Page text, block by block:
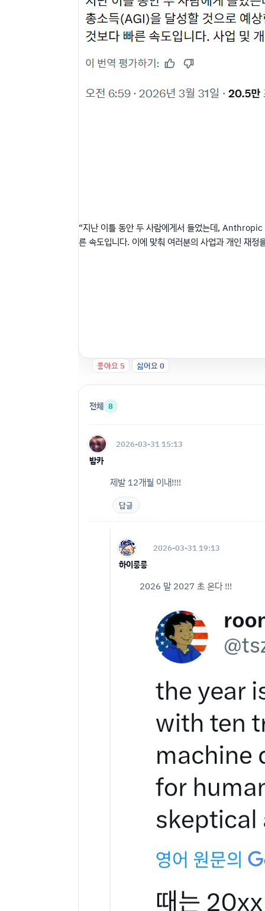
“지난 이틀 동안 두 사람에게서 들었는데, Anthropic
른 속도입니다. 이에 맞춰 여러분의 사업과 개인 재정
좋아요 5 싫어요0
전체 8
밤카
2026-03-31 15:13
제발 12개월 이내!!!!
답글
하이룽룽
2026-03-31 19:13
2026 말 2027 초 온다 !!!